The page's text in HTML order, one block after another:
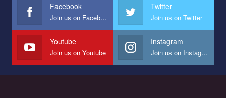
Facebook
Join us on Facebook
Twitter
Join us on Twitter
Youtube
Join us on Youtube
Instagram
Join us on Instagram